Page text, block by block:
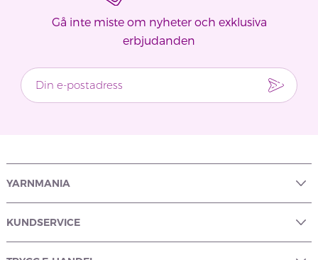
Gå inte miste om nyheter och exklusiva
erbjudanden
YARNMANIA
KUNDSERVICE